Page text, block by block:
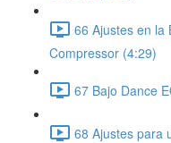
66 Ajustes en la
Compressor (4:29)
67 Bajo Dance
68 Ajustes para